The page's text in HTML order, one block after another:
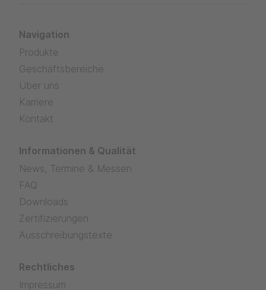
Navigation
Produkte
Geschäftsbereiche
Über uns
Karriere
Kontakt
Informationen & Qualität
News, Termine & Messen
FAQ
Downloads
Zertifizierungen
Ausschreibungstexte
Rechtliches
Impressum